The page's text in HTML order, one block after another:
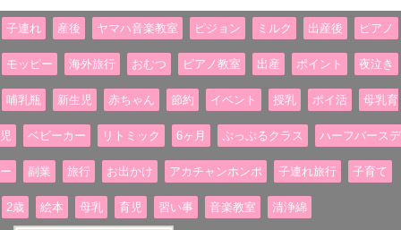
子連れ 産後 ヤマハ音楽教室 ピジョン ミルク 出産後 ピアノ
モッピー 海外旅行 おむつ ピアノ教室 出産 ポイント 夜泣き
哺乳瓶 新生児 赤ちゃん 節約 イベント 授乳 ポイ活 母乳育
児 ベビーカー リトミック 6ヶ月 ぷっぷるクラス ハーフバースデ
ー 副業 旅行 お出かけ アカチャンホンポ 子連れ旅行 子育て
2歳 絵本 母乳 育児 習い事 音楽教室 清浄綿